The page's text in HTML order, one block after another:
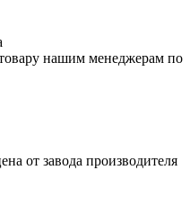
нашим менеджерам по
от завода производителя